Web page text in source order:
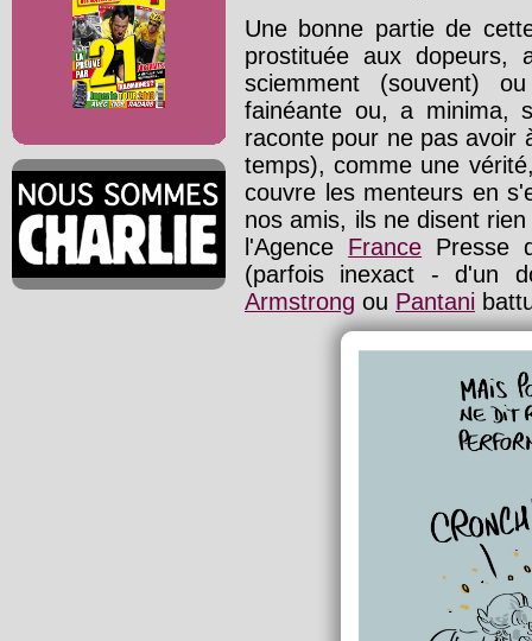
Une bonne partie de
prostituée aux dopeurs,
sciemment (souvent)
fainéante ou, a minima,
raconte pour ne pas avoir
temps), comme une
couvre les menteurs en
nos amis, ils ne disent
l'Agence France Presse
(parfois inexact - d'un
Armstrong ou Pantani